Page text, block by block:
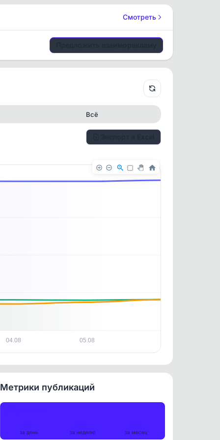
Смотреть
✕
✕
Всё
04.08 05.08
Метрики публикаций
за день за неделю за месяц